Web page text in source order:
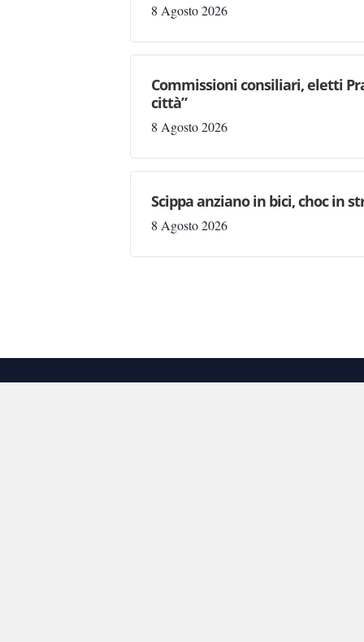
8 Agosto 2026
Commissioni consiliari, eletti
città”
8 Agosto 2026
Scippa anziano in bici, choc in
8 Agosto 2026